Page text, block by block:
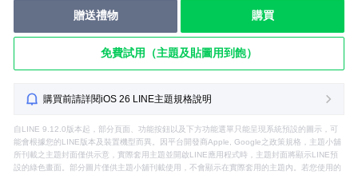
贈送禮物 購買
免費試用（主題及貼圖用到飽）
購買前請詳閱iOS 26 LINE主題規格說明
自LINE 9.12.0版本起，部分頁面、功能按鈕以及下方功能選單只能呈現系統預設的圖示，可
能會根據您的LINE版本及裝置機型而異。因平台開發商Apple, Google之政策規格，主題小舖
所刊載之主題封面僅供示意，實際套用主題並開啟LINE應用程式時，主題封面將顯示LINE預
設的綠色畫面。部分圖片僅供主題小舖刊載使用，不會顯示在實際套用的主題內。若您使用的